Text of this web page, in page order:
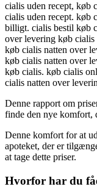
cialis uden recept, køb
cialis uden recept. køb
billigt. cialis bestil køb
over levering køb
køb cialis natten over
køb cialis natten over
køb cialis. køb cialis
cialis natten over
Denne rapport om
finde den nye komfort,
Denne komfort for at
apoteket, der er
at tage dette priser.
Hvorfor har du